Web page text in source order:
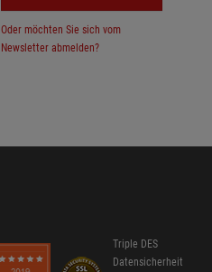
Oder möchten Sie sich vom
Newsletter abmelden?
Triple DES
Datensicherheit